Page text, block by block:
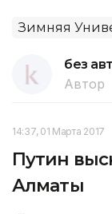
Зимняя
без
Автор
14:37, 01 Марта 2017
Путин
Алматы